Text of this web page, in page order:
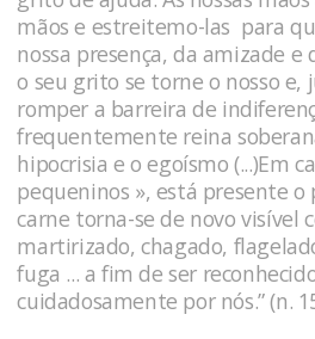
mãos e estreitemo-las para
nossa presença, da amizade
o seu grito se torne o nosso e,
romper a barreira de
frequentemente reina
hipocrisia e o egoísmo (...)Em
pequeninos », está presente o
carne torna-se de novo visível
martirizado, chagado,
fuga ... a fim de ser
cuidadosamente por nós.” (n.